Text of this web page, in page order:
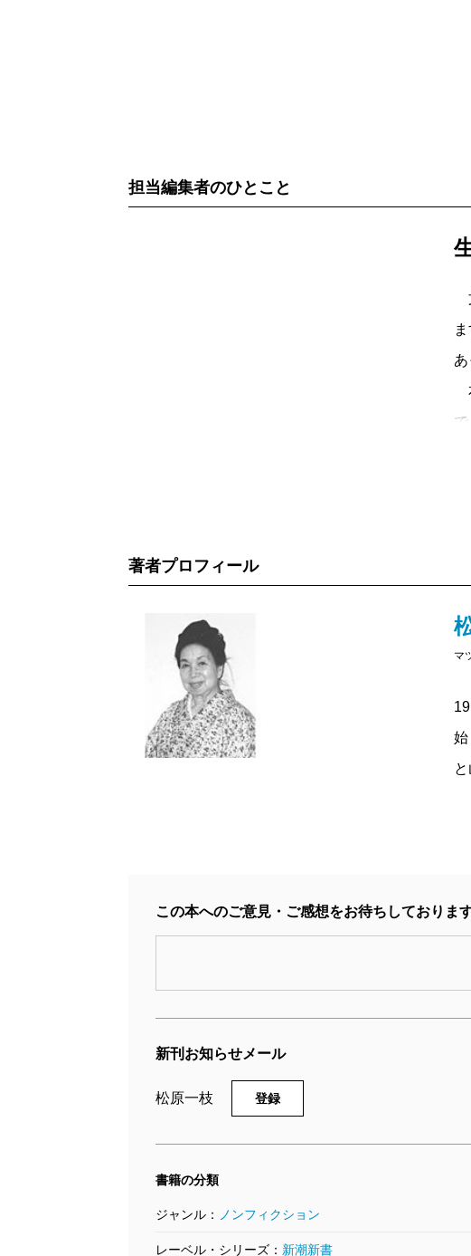
担当編集者のひとこと
著者プロフィール
マ
始
この本へのご意見・ご感想をお待ちしております
新刊お知らせメール
松原一枝 登録
書籍の分類
ジャンル： ノンフィクション
レーベル・シリーズ： 新潮新書